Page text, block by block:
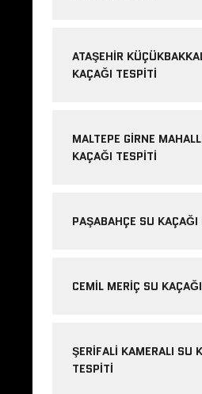
ATAŞEHIR
KAÇAĞI TESPITI
MALTEPE GIRNE
KAÇAĞI TESPITI
PAŞABAHÇE SU KAÇAĞI
CEMIL MERIÇ SU
ŞERIFALI KAMERALI SU
TESPITI